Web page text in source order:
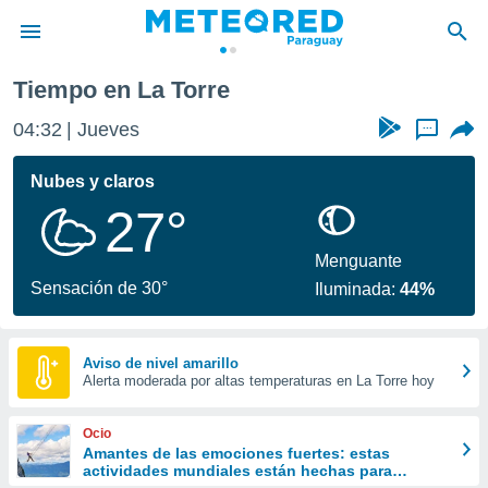
de
ha
calidad.
a este
las
y
forma
digital
basada
Tiempo en La Torre
04:32 Jueves ...
Nubes y claros
27°
Sensación de 30°
Menguante
Iluminada:44%
Aviso de nivel amarillo
Alerta moderada por altas temperaturas en La Torre hoy
Ocio
Amantes de las emociones fuertes: estas
actividades mundiales están hechas para